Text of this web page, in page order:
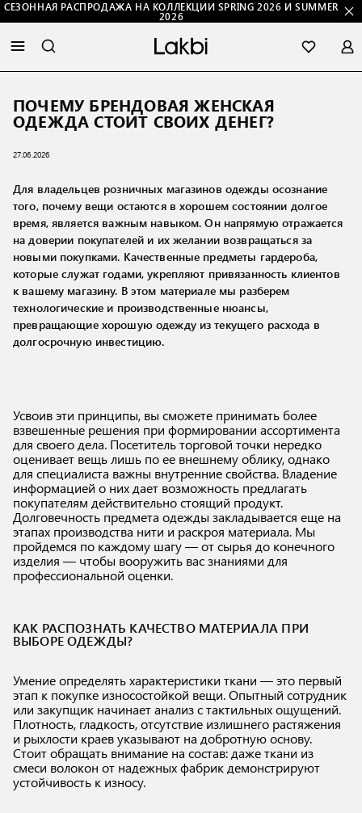
СЕЗОННАЯ РАСПРОДАЖА НА КОЛЛЕКЦИИ SPRING 2026 И SUMMER
2026
ПОЧЕМУ БРЕНДОВАЯ ЖЕНСКАЯ
ОДЕЖДА СТОИТ СВОИХ ДЕНЕГ?
27.06.2026
Для владельцев розничных магазинов одежды осознание
того, почему вещи остаются в хорошем состоянии долгое
время, является важным навыком. Он напрямую отражается
на доверии покупателей и их желании возвращаться за
новыми покупками. Качественные предметы гардероба,
которые служат годами, укрепляют привязанность клиентов
к вашему магазину. В этом материале мы разберем
технологические и производственные нюансы,
превращающие хорошую одежду из текущего расхода в
долгосрочную инвестицию.
Усвоив эти принципы, вы сможете принимать более
взвешенные решения при формировании ассортимента
для своего дела. Посетитель торговой точки нередко
оценивает вещь лишь по ее внешнему облику, однако
для специалиста важны внутренние свойства. Владение
информацией о них дает возможность предлагать
покупателям действительно стоящий продукт.
Долговечность предмета одежды закладывается еще на
этапах производства нити и раскроя материала. Мы
пройдемся по каждому шагу — от сырья до конечного
изделия — чтобы вооружить вас знаниями для
профессиональной оценки.
КАК РАСПОЗНАТЬ КАЧЕСТВО МАТЕРИАЛА ПРИ
ВЫБОРЕ ОДЕЖДЫ?
Умение определять характеристики ткани — это первый
этап к покупке износостойкой вещи. Опытный сотрудник
или закупщик начинает анализ с тактильных ощущений.
Плотность, гладкость, отсутствие излишнего растяжения
и рыхлости краев указывают на добротную основу.
Стоит обращать внимание на состав: даже ткани из
смеси волокон от надежных фабрик демонстрируют
устойчивость к износу.